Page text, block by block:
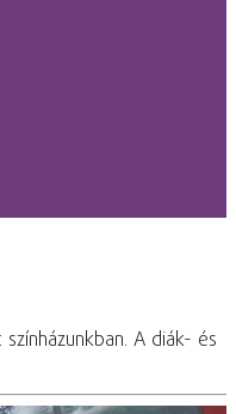
A diák- és